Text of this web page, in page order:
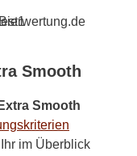
Smooth
Smooth
im Überblick